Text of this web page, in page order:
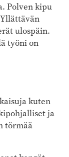
Polven kipu
ulospäin.
työni on
kuten
ja
törmää